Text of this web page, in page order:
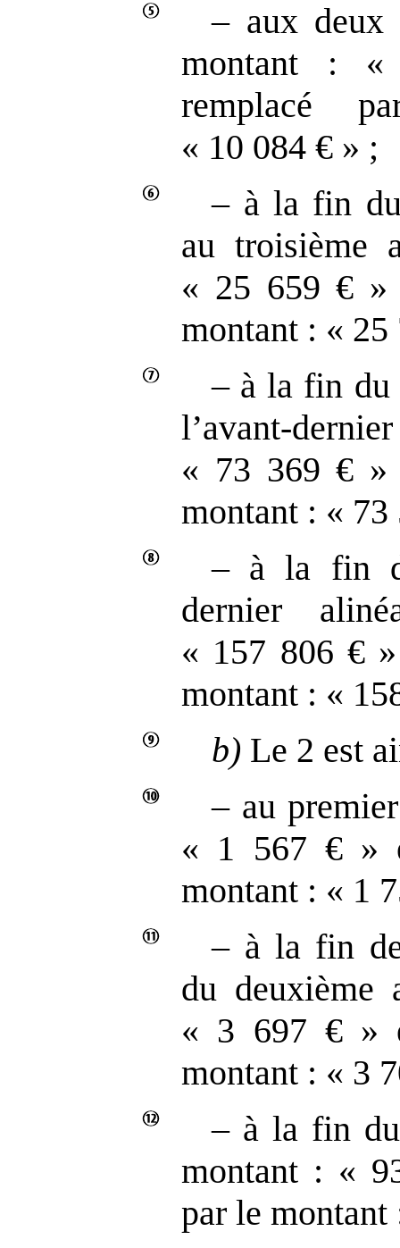
– aux deux
montant :
remplacé
« 10 084 € » ;
– à la fin
au troisième
« 25 659 € »
montant : « 25
– à la fin du
« 73 369 € »
montant : « 73
– à la fin
dernier
« 157 806 €
montant : «
b) Le 2 est
– au
« 1 567 € »
montant : « 1
– à la fin
du deuxième
« 3 697 € »
montant : « 3
– à la fin
montant : «
par le montant